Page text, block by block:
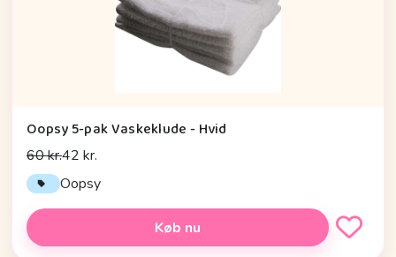
Oopsy 5-pak Vaskeklude - Hvid
60 kr.42 kr.
Oopsy
Køb nu